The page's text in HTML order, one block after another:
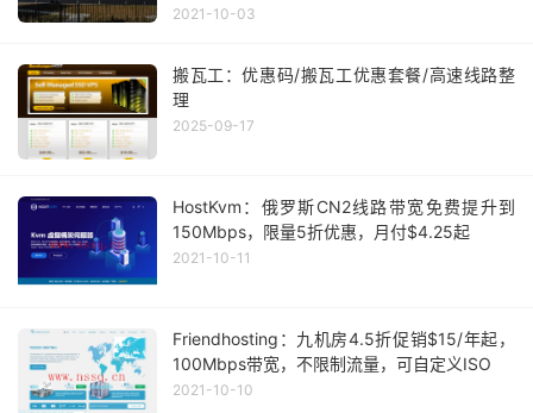
2021-10-03
搬瓦工：优惠码/搬瓦工优惠套餐/高速线路整
理
2025-09-17
HostKvm：俄罗斯CN2线路带宽免费提升到
150Mbps，限量5折优惠，月付$4.25起
2021-10-11
Friendhosting：九机房4.5折促销$15/年起，
100Mbps带宽，不限制流量，可自定义ISO
2021-10-10